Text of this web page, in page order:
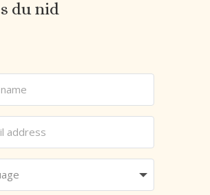
du nid